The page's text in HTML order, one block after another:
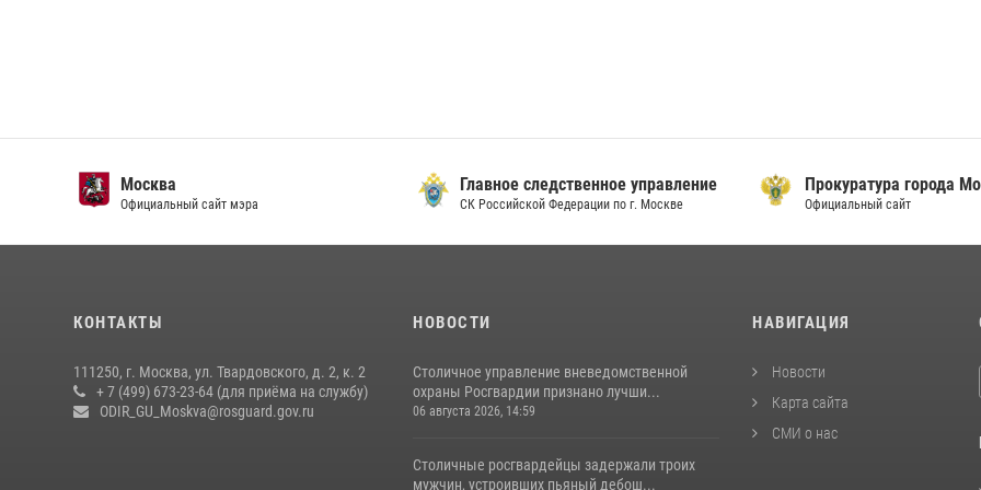
Москва
Официальный сайт мэра
Главное следственное управление
СК Российской Федерации по г. Москве
Прокуратура города
Официальный сайт
КОНТАКТЫ
111250, г. Москва, ул. Твардовского, д. 2, к. 2
+ 7 (499) 673-23-64 (для приёма на службу)
ODIR_GU_Moskva@rosguard.gov.ru
НОВОСТИ
Столичное управление вневедомственной
охраны Росгвардии признано лучши...
06 августа 2026, 14:59
Столичные росгвардейцы задержали троих
мужчин, устроивших пьяный дебош...
НАВИГАЦИЯ
Новости
Карта сайта
СМИ о нас